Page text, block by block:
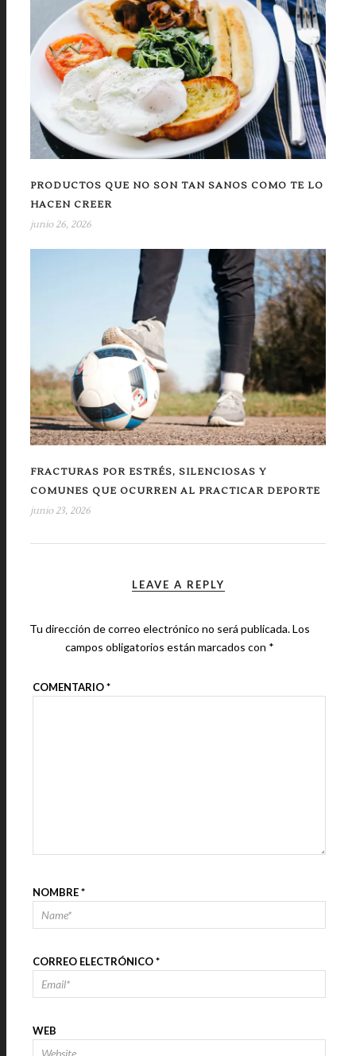
PRODUCTOS QUE NO SON TAN SANOS COMO TE LO
HACEN CREER
junio 26, 2026
FRACTURAS POR ESTRÉS, SILENCIOSAS Y
COMUNES QUE OCURREN AL PRACTICAR DEPORTE
junio 23, 2026
LEAVE A REPLY
Tu dirección de correo electrónico no será publicada.Los
campos obligatorios están marcados con *
COMENTARIO*
NOMBRE*
CORREO ELECTRÓNICO*
WEB